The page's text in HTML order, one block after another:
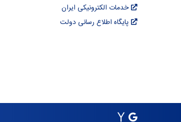
خدمات الکترونیکی ایران
پایگاه اطلاع رسانی دولت